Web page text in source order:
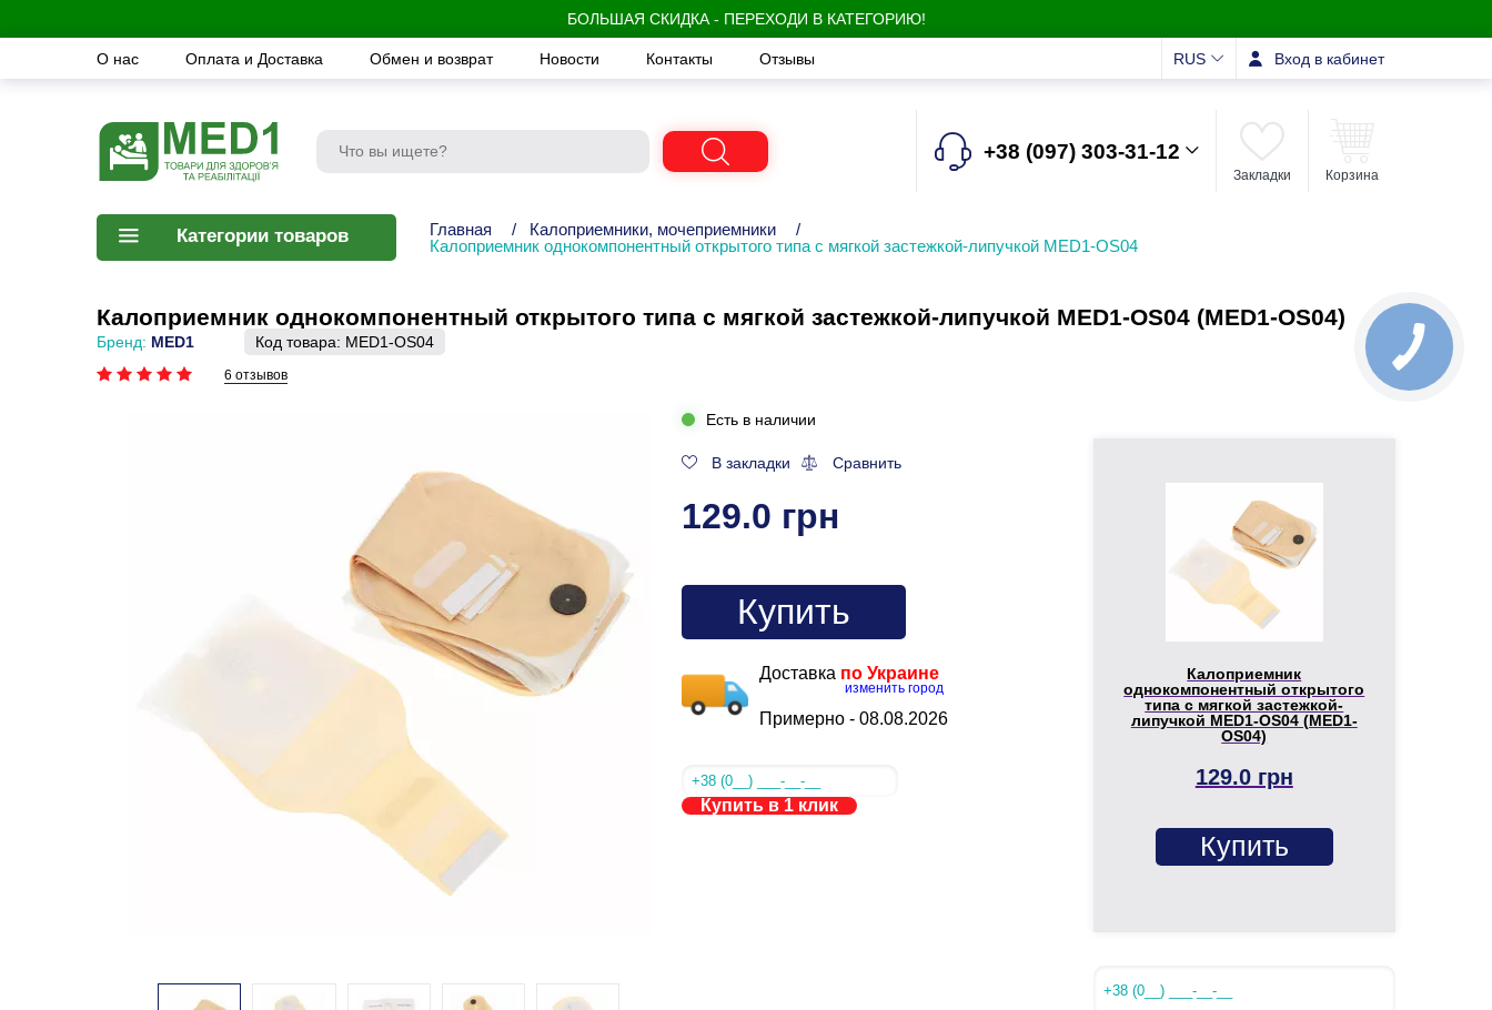
БОЛЬШАЯ СКИДКА - ПЕРЕХОДИ В КАТЕГОРИЮ!
О нас Оплата и Доставка Обмен и возврат Новости Контакты Отзывы RUS Вход в кабинет
+38 (097) 303-31-12
Закладки Корзина
Категории товаров Главная / Калоприемники, мочеприемники
/
Калоприемник однокомпонентный открытого типа с мягкой застежкой-липучкой MED1-OS04
Калоприемник однокомпонентный открытого типа с мягкой застежкой-липучкой MED1-OS04 (MED1-OS04)
Бренд: MED1 Код товара: MED1-OS04
6 отзывов
Есть в наличии
В закладки Сравнить
129.0 грн
Купить
Доставка по Украине
изменить город
Примерно - 08.08.2026
Купить в 1 клик
Калоприемник
однокомпонентный открытого
типа с мягкой застежкой-
липучкой MED1-OS04 (MED1-
OS04)
129.0 грн
Купить